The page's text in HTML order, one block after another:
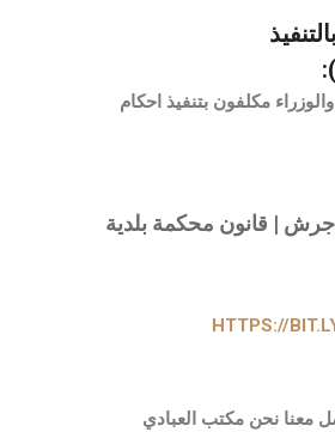
مكلفون بتنفيذ احكام
| قانون محكمة بلدية
HTTPS://
معنا نحن مكتب العبادي